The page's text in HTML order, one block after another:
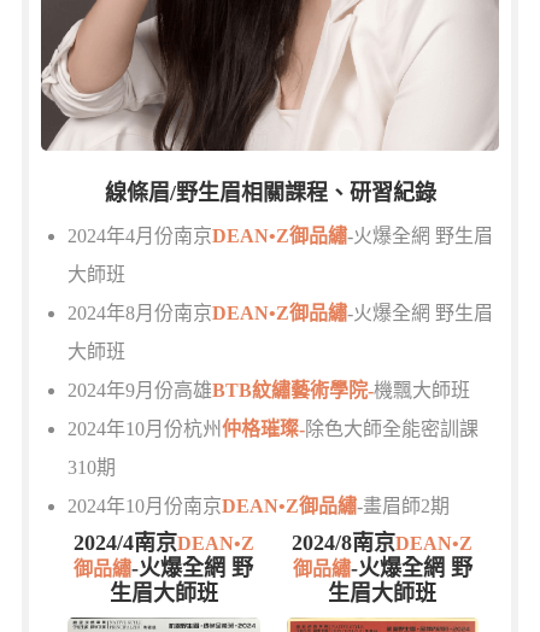
線條眉/野生眉相關課程、研習紀錄
2024年4月份南京DEAN•Z御品繡-火爆全網 野生眉
大師班
2024年8月份南京DEAN•Z御品繡-火爆全網 野生眉
大師班
2024年9月份高雄BTB紋繡藝術學院-機飄大師班
2024年10月份杭州仲格璀璨-除色大師全能密訓課
310期
2024年10月份南京DEAN•Z御品繡-畫眉師2期
2024/4南京DEAN•Z
御品繡-火爆全網 野
生眉大師班
2024/8南京DEAN•Z
御品繡-火爆全網 野
生眉大師班